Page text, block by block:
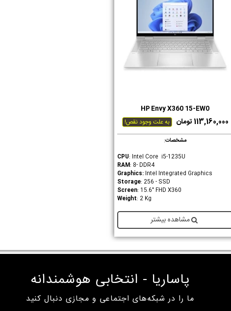
دوست داشتن
HP Envy X360 15-EW0
113,160,000 تومان به علت وجود نقص!
مشخصات:
CPU: Intel Core i5-1235U
RAM: 8- DDR4
Graphics: Intel Integrated Graphics
Storage: 256 - SSD
Screen: 15.6" FHD X360
Weight: 2 Kg
مشاهده بیشتر
پاساریا - انتخابی هوشمندانه
ما را در شبکه‌های اجتماعی و مجازی دنبال کنید